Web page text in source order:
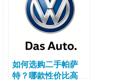
如何选购二手帕萨
特？哪款性价比高